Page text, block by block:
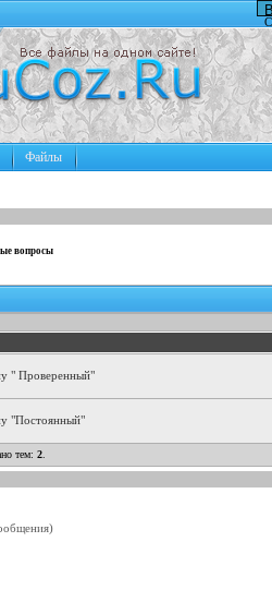
Файлы
вопросы
" Проверенный"
"Постоянный"
тем: 2